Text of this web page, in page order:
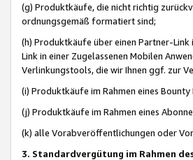
(g) Produktkäufe, die nicht richtig
ordnungsgemäß formatiert sind;
(h) Produktkäufe über einen Partner-
Link in einer Zugelassenen Mobilen
Verlinkungstools, die wir Ihnen ggf. zur
(i) Produktkäufe im Rahmen eines
(j) Produktkäufe im Rahmen eines
(k) alle Vorabveröffentlichungen oder
3. Standardvergütung im Rahmen